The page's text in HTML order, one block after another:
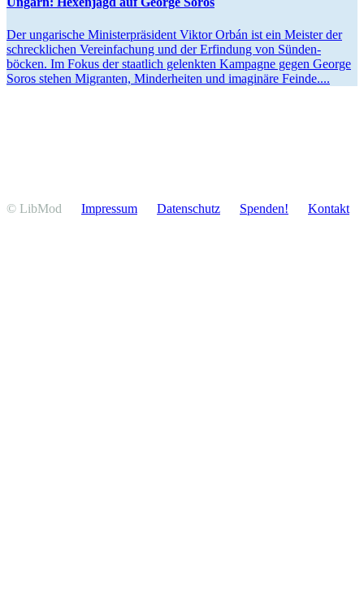
Der ungarische Minis­ter­prä­sident Viktor Orbán ist ein Meister der
schreck­lichen Verein­fa­chung und der Erfindung von Sünden­
böcken. Im Fokus der staatlich gelenkten Kampagne gegen George
Soros stehen Migranten, Minder­heiten und imaginäre Feinde....
© LibMod Impressum Daten­schutz Spenden! Kontakt